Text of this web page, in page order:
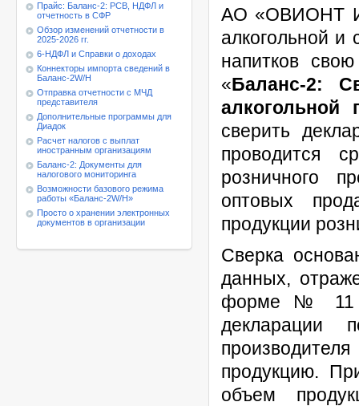
Прайс: Баланс-2: РСВ, НДФЛ и
отчетность в СФР
Обзор изменений отчетности в
2025-2026 гг.
6-НДФЛ и Справки о доходах
Коннекторы импорта сведений в
Баланс-2W/Н
Отправка отчетности с МЧД
представителя
Дополнительные программы для
Диадок
Расчет налогов с выплат
иностранным организациям
Баланс-2: Документы для
налогового мониторинга
Возможности базового режима
работы «Баланс-2W/Н»
Просто о хранении электронных
документов в организации
АО «ОВИОНТ
алкогольной и
напитков
«Баланс-2:
алкогольной
сверить
проводится
розничного
оптовых
продукции
Сверка
данных,
форме № 11
продукцию.
объем